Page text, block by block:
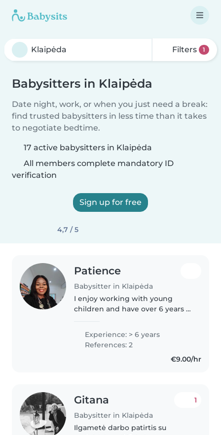
Filters 1
Babysitters in Klaipėda
Date night, work, or when you just need a break:
find trusted babysitters in less time than it takes
to negotiate bedtime.
17 active babysitters in Klaipėda
All members complete mandatory ID
verification
Sign up for free
4,7 / 5
Patience
Babysitter in Klaipėda
I enjoy working with young
children and have over 6 years of
preschoolers. I'm also a certified
ESL tutor and a student nurse,
which has strengthened my
Experience: > 6 years
References: 2
€9.00/hr
Gitana
Babysitter in Klaipėda
1
Ilgametė darbo patirtis su